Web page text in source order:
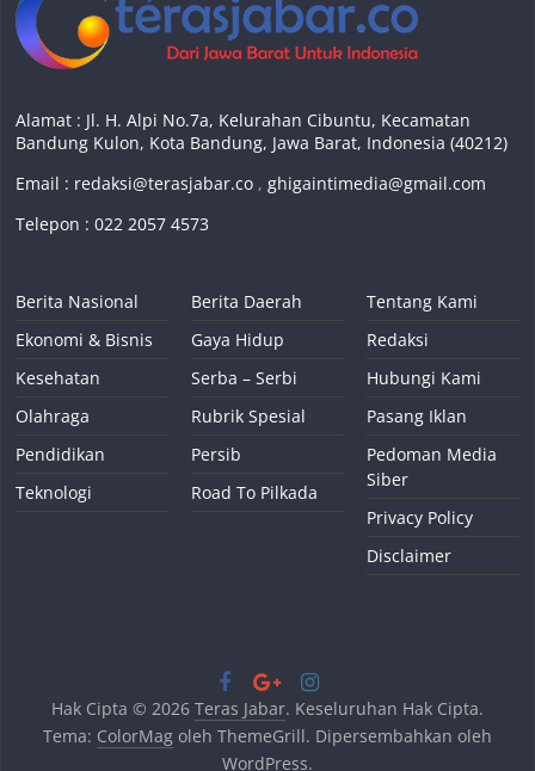
Alamat : Jl. H. Alpi No.7a, Kelurahan Cibuntu, Kecamatan
Bandung Kulon, Kota Bandung, Jawa Barat, Indonesia (40212)
Email : redaksi@terasjabar.co ,ghigaintimedia@gmail.com
Telepon : 022 2057 4573
Berita Nasional
Ekonomi & Bisnis
Kesehatan
Olahraga
Pendidikan
Teknologi
Berita Daerah
Gaya Hidup
Serba – Serbi
Rubrik Spesial
Persib
Road To Pilkada
Tentang Kami
Redaksi
Hubungi Kami
Pasang Iklan
Pedoman Media
Siber
Privacy Policy
Disclaimer
Hak Cipta © 2026 Teras Jabar. Keseluruhan Hak Cipta.
Tema: ColorMagoleh ThemeGrill. Dipersembahkan oleh
WordPress.